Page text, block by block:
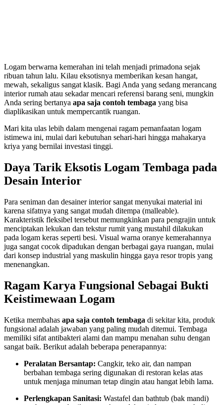
Logam berwarna kemerahan ini telah menjadi primadona sejak
ribuan tahun lalu. Kilau eksotisnya memberikan kesan hangat,
mewah, sekaligus sangat klasik. Bagi Anda yang sedang merancang
interior rumah atau sekadar mencari referensi barang seni, mungkin
Anda sering bertanya apa saja contoh tembaga yang bisa
diaplikasikan untuk mempercantik ruangan.
Mari kita ulas lebih dalam mengenai ragam pemanfaatan logam
istimewa ini, mulai dari kebutuhan sehari-hari hingga mahakarya
kriya yang bernilai investasi tinggi.
Daya Tarik Eksotis Logam Tembaga pada
Desain Interior
Para seniman dan desainer interior sangat menyukai material ini
karena sifatnya yang sangat mudah ditempa (malleable).
Karakteristik fleksibel tersebut memungkinkan para pengrajin untuk
menciptakan lekukan dan tekstur rumit yang mustahil dilakukan
pada logam keras seperti besi. Visual warna oranye kemerahannya
juga sangat cocok dipadukan dengan berbagai gaya ruangan, mulai
dari konsep industrial yang maskulin hingga gaya resor tropis yang
menenangkan.
Ragam Karya Fungsional Sebagai Bukti
Keistimewaan Logam
Ketika membahas apa saja contoh tembaga di sekitar kita, produk
fungsional adalah jawaban yang paling mudah ditemui. Tembaga
memiliki sifat antibakteri alami dan mampu menahan suhu dengan
sangat baik. Berikut adalah beberapa penerapannya:
Peralatan Bersantap: Cangkir, teko air, dan nampan
berbahan tembaga sering digunakan di restoran kelas atas
untuk menjaga minuman tetap dingin atau hangat lebih lama.
Perlengkapan Sanitasi: Wastafel dan bathtub (bak mandi)